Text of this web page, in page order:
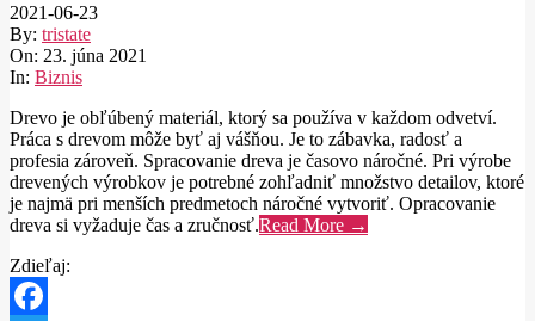
2021-06-23
By: tristate
On: 23. júna 2021
In: Biznis
Drevo je obľúbený materiál, ktorý sa používa v každom odvetví.
Práca s drevom môže byť aj vášňou. Je to zábavka, radosť a
profesia zároveň. Spracovanie dreva je časovo náročné. Pri výrobe
drevených výrobkov je potrebné zohľadniť množstvo detailov, ktoré
je najmä pri menších predmetoch náročné vytvoriť. Opracovanie
dreva si vyžaduje čas a zručnosť.Read More →
Zdieľaj: